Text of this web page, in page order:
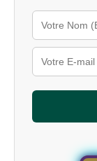
l
é
u
r
l
e